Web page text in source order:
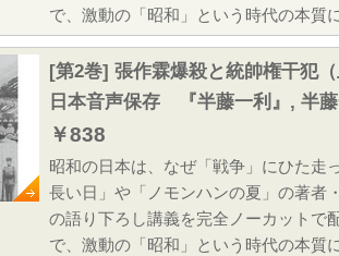
で、激動の「昭和」という時代の本質
[第2巻] 張作霖爆殺と統帥権干犯
日本音声保存 『半藤一利』, 半
￥838
昭和の日本は、なぜ「戦争」にひた
長い日」や「ノモンハンの夏」の著者
の語り下ろし講義を完全ノーカットで
で、激動の「昭和」という時代の本質